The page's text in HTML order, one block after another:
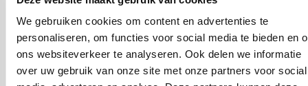
We gebruiken cookies om content en advertenties te
personaliseren, om functies voor social media te bieden en
ons websiteverkeer te analyseren. Ook delen we informatie
over uw gebruik van onze site met onze partners voor social
de thuiswedstrijd tegen AZ.
https://ticketing.fcutrecht.nl/initiative/Gouden-
Seizoenkaarthouders